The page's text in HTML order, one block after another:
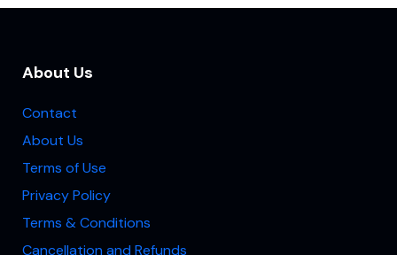
About Us
Contact
About Us
Terms of Use
Privacy Policy
Terms & Conditions
Cancellation and Refunds